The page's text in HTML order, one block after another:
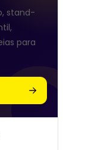
stand-
para